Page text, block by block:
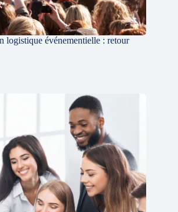
logistique événementielle : retour